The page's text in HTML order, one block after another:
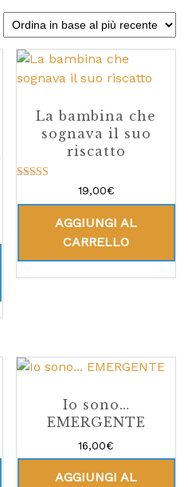
La bambina che
sognava il suo
riscatto
su 5
19,00€
AGGIUNGI AL
CARRELLO
Io sono…
EMERGENTE
16,00€
AGGIUNGI AL